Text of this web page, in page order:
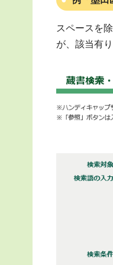
スペースを
が、該当有